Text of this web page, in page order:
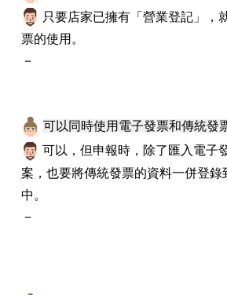
只要店家已擁有「營業登記」，
票的使用。
－
可以同時使用電子發票和傳統發
可以，但申報時，除了匯入電子
案，也要將傳統發票的資料一併登錄
中。
－